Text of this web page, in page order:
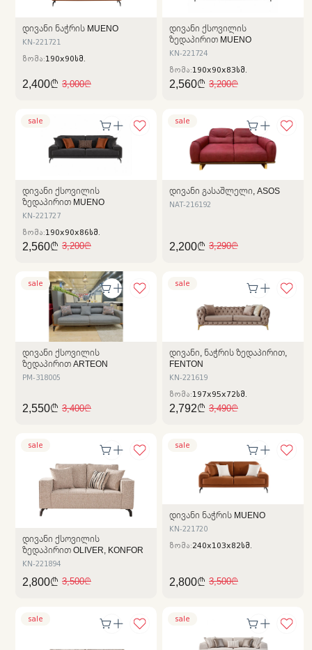
ᲓᲘᲕᲐᲜᲘ ᲜᲐᲭᲠᲘᲡ MUENO
KN-221721
ზომა:190x90სმ.
2,400₾ 3,000₾
ᲓᲘᲕᲐᲜᲘ ᲥᲡᲝᲕᲘᲚᲘᲡ
ᲖᲔᲓᲐᲞᲘᲠᲘᲗ MUENO
KN-221724
ზომა:190x90x83სმ.
2,560₾ 3,200₾
sale
ᲓᲘᲕᲐᲜᲘ ᲥᲡᲝᲕᲘᲚᲘᲡ
ᲖᲔᲓᲐᲞᲘᲠᲘᲗ MUENO
KN-221727
ზომა:190x90x86სმ.
2,560₾ 3,200₾
sale
ᲓᲘᲕᲐᲜᲘ ᲒᲐᲡᲐᲨᲚᲔᲚᲘ, ASOS
NAT-216192
2,200₾ 3,290₾
sale
ᲓᲘᲕᲐᲜᲘ ᲥᲡᲝᲕᲘᲚᲘᲡ
ᲖᲔᲓᲐᲞᲘᲠᲘᲗ ARTEON
PM-318005
2,550₾ 3,400₾
sale
ᲓᲘᲕᲐᲜᲘ, ᲜᲐᲭᲠᲘᲡ ᲖᲔᲓᲐᲞᲘᲠᲘᲗ,
FENTON
KN-221619
ზომა:197x95x72სმ.
2,792₾ 3,490₾
sale
ᲓᲘᲕᲐᲜᲘ ᲥᲡᲝᲕᲘᲚᲘᲡ
ᲖᲔᲓᲐᲞᲘᲠᲘᲗ OLIVER, KONFOR
KN-221894
2,800₾ 3,500₾
sale
ᲓᲘᲕᲐᲜᲘ ᲜᲐᲭᲠᲘᲡ MUENO
KN-221720
ზომა:240x103x82სმ.
2,800₾ 3,500₾
sale sale